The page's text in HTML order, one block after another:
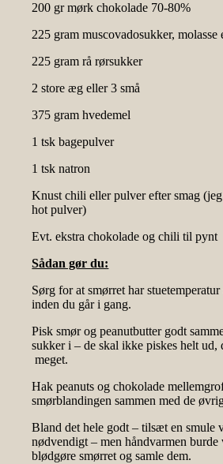
200 gr mørk chokolade 70-80%
225 gram muscovadosukker,
225 gram rå rørsukker
2 store æg eller 3 små
375 gram hvedemel
1 tsk bagepulver
1 tsk natron
Knust chili eller pulver efter smag
hot pulver)
Evt. ekstra chokolade og chili til pynt
Sådan gør du:
Sørg for at smørret har
inden du går i gang.
Pisk smør og peanutbutter godt
sukker i – de skal ikke piskes helt ud,
meget.
Hak peanuts og chokolade
smørblandingen sammen med de
Bland det hele godt – tilsæt en smule
nødvendigt – men håndvarmen
blødgøre smørret og samle dem.